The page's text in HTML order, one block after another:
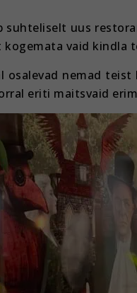
suhteliselt uus
vaid kindla
nemad
eriti maitsvaid